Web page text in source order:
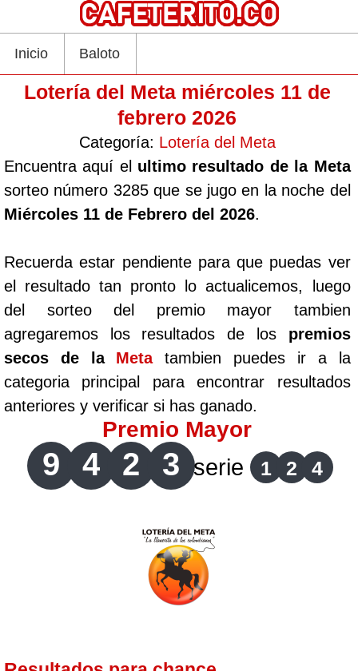
Inicio Baloto
Lotería del Meta miércoles 11 de
febrero 2026
Categoría: Lotería del Meta
Encuentra aquí el ultimo resultado de la Meta
sorteo número 3285 que se jugo en la noche del
Miércoles 11 de Febrero del 2026.
Recuerda estar pendiente para que puedas ver
el resultado tan pronto lo actualicemos, luego
del sorteo del premio mayor tambien
agregaremos los resultados de los premios
secos de la Metatambien puedes ir a la
categoria principal para encontrar resultados
anteriores y verificar si has ganado.
Premio Mayor
9 4 2 3 serie 1 2 4